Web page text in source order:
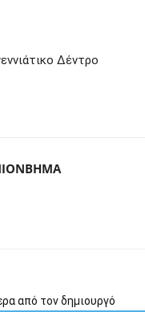
Δέντρο
από τον δημιουργό